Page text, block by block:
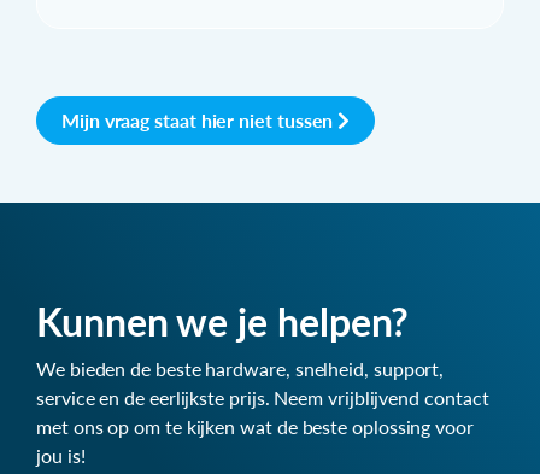
Mijn vraag staat hier niet tussen
Kunnen we je helpen?
We bieden de beste hardware, snelheid, support,
service en de eerlijkste prijs. Neem vrijblijvend contact
met ons op om te kijken wat de beste oplossing voor
jou is!